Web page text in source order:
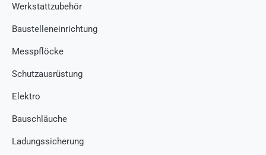
Werkstattzubehör
Baustelleneinrichtung
Messpflöcke
Schutzausrüstung
Elektro
Bauschläuche
Ladungssicherung